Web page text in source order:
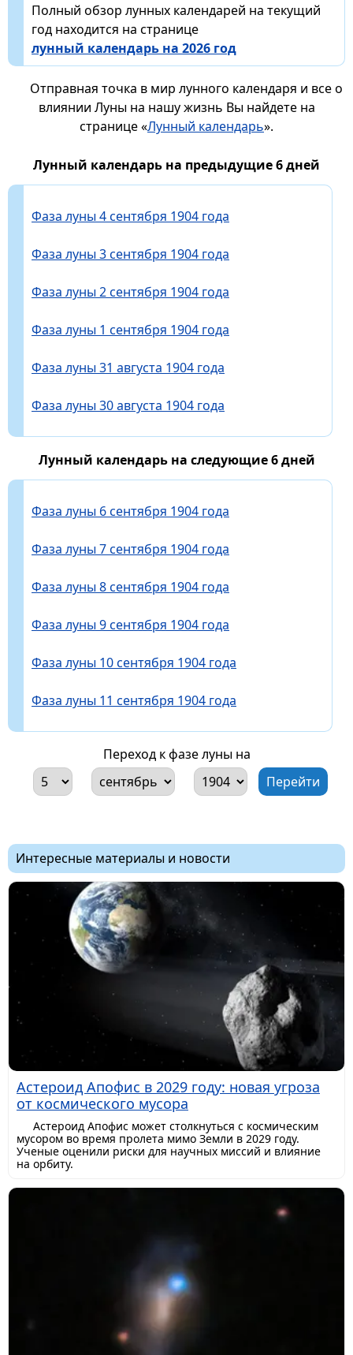
Полный обзор лунных календарей на текущий
год находится на странице
лунный календарь на 2026 год
Отправная точка в мир лунного календаря и все о
влиянии Луны на нашу жизнь Вы найдете на
странице «Лунный календарь».
Лунный календарь на предыдущие 6 дней
Фаза луны 4 сентября 1904 года
Фаза луны 3 сентября 1904 года
Фаза луны 2 сентября 1904 года
Фаза луны 1 сентября 1904 года
Фаза луны 31 августа 1904 года
Фаза луны 30 августа 1904 года
Лунный календарь на следующие 6 дней
Фаза луны 6 сентября 1904 года
Фаза луны 7 сентября 1904 года
Фаза луны 8 сентября 1904 года
Фаза луны 9 сентября 1904 года
Фаза луны 10 сентября 1904 года
Фаза луны 11 сентября 1904 года
Переход к фазе луны на
Интересные материалы и новости
Астероид Апофис в 2029 году: новая угроза
от космического мусора
Астероид Апофис может столкнуться с космическим
мусором во время пролета мимо Земли в 2029 году.
Ученые оценили риски для научных миссий и влияние
на орбиту.